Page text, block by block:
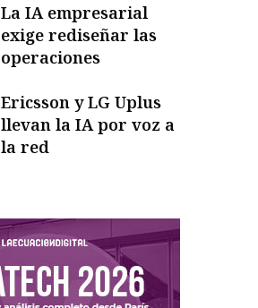
La IA empresarial
exige rediseñar las
operaciones
Ericsson y LG Uplus
llevan la IA por voz a
la red